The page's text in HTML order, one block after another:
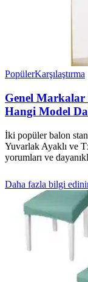
PopülerKarşılaştırma
Genel Markalar
Hangi Model
İki popüler balon
Yuvarlak Ayaklı ve
yorumları ve
Daha fazla bilgi